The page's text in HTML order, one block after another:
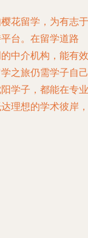
花留学，为有志于
台。在留学道路
中介机构，能有效
之旅仍需学子自己
学子，都能在专业
理想的学术彼岸，